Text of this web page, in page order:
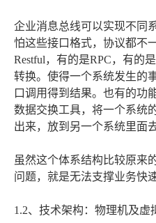
企业消息总线可以实现不同
怕这些接口格式，协议都不
Restful，有的是RPC，有的
转换。使得一个系统发生的
口调用得到结果。也有的功
数据交换工具，将一个系统
出来，放到另一个系统里面
虽然这个体系结构比较原来
问题，就是无法支撑业务快
1.2、技术架构：物理机及虚